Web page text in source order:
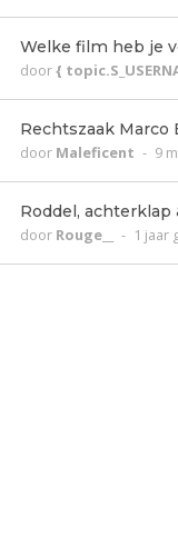
Welke film heb je
door{
Rechtszaak Marco
door Maleficent - 9
Roddel, achterklap
door Rouge__ - 1 jaar